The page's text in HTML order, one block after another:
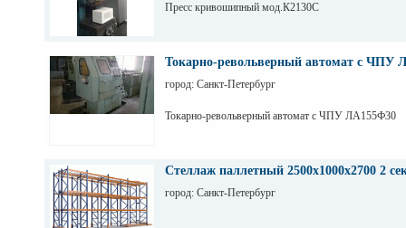
Пресс кривошипный мод.К2130С
Токарно-револьверный автомат с ЧПУ
город: Санкт-Петербург
Токарно-револьверный автомат с ЧПУ ЛА155Ф30
Стеллаж паллетный 2500х1000х2700 2
город: Санкт-Петербург